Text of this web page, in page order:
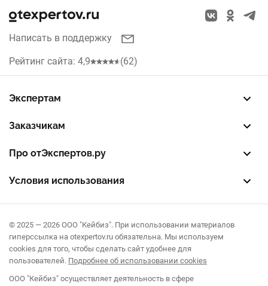
Написать в поддержку
Рейтинг сайта: 4,9 (62)
Экспертам
Заказчикам
Про отЭкспертов.ру
Условия использования
© 2025 — 2026 ООО "Кейбиз". При использовании материалов
гиперссылка на otexpertov.ru обязательна. Мы используем
cookies для того, чтобы сделать сайт удобнее для
пользователей. Подробнее об использовании cookies
ООО "Кейбиз" осуществляет деятельность в сфере